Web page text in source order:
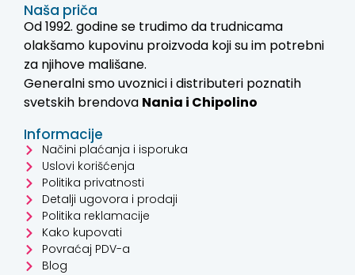
Naša priča
Od 1992. godine se trudimo da trudnicama
olakšamo kupovinu proizvoda koji su im potrebni
za njihove mališane.
Generalni smo uvoznici i distributeri poznatih
svetskih brendova Nania i Chipolino
Informacije
Načini plaćanja i isporuka
Uslovi korišćenja
Politika privatnosti
Detalji ugovora i prodaji
Politika reklamacije
Kako kupovati
Povraćaj PDV-a
Blog